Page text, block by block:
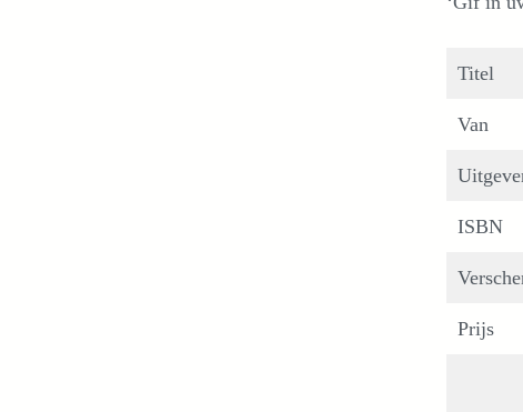
Titel
Van
ISBN
Prijs